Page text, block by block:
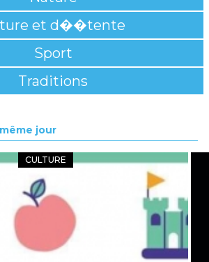
et d��tente
Sport
Traditions
jour
CULTURE